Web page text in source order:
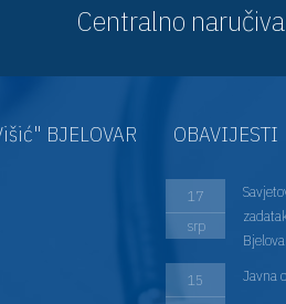
Centralno
BJELOVAR OBAVIJESTI
17
srp
15
Javna